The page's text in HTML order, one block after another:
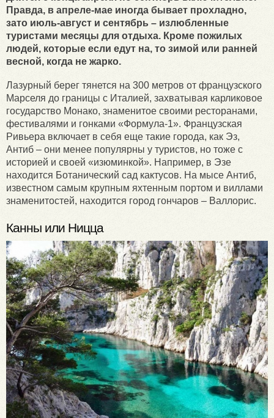
Правда, в апреле-мае иногда бывает прохладно,
зато июль-август и сентябрь – излюбленные
туристами месяцы для отдыха. Кроме пожилых
людей, которые если едут на, то зимой или ранней
весной, когда не жарко.
Лазурный берег тянется на 300 метров от французского
Марселя до границы с Италией, захватывая карликовое
государство Монако, знаменитое своими ресторанами,
фестивалями и гонками «Формула-1». Французская
Ривьера включает в себя еще такие города, как Эз,
Антиб – они менее популярны у туристов, но тоже с
историей и своей «изюминкой». Например, в Эзе
находится Ботанический сад кактусов. На мысе Антиб,
известном самым крупным яхтенным портом и виллами
знаменитостей, находится город гончаров – Валлорис.
Канны или Ницца